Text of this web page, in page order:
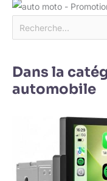
Dans la
automobile